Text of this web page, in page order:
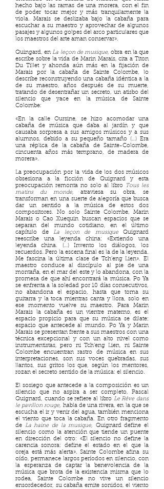
hecho bajo las ramas de una morera, con el fin
de poder tocar mejor y más tranquilamente la
viola. Marais se deslizaba bajo la cabaña para
escuchar a su maestro y aprovechar de algunos
pasajes y algunos golpes del arco particulares que
los maestros del arte aman conservar».
Quingard, enLa leçon de musique, obra en la que
escribe sobre la vida de Marin Marais, cita a Titon
Du Tillet y ahonda aún más en la fijación de
Marais por la cabaña de Sainte Colombe, lo
describe reconstruyendo una cabaña idéntica a la
de su maestro, años después de su muerte,
tratando de desentrañar un secreto, un atisbo del
silencio que yace en la música de Sainte
Colombe:
«En la calle Oursine, se hizo acomodar una
cabaña de música que daba al jardín y que
causaba sorpresa a sus amigos músicos y a sus
alumnos, debido a su pequeño tamaño (…) Era
una réplica de la cabaña de Sainte-Colombe,
cincuenta años más temprano, de madera de
morera».
La preocupación por la vida de los dos músicos
obsesiona a la ficción de Quignard y esta
preocupación remonta no solo al libro
Tous les
matins du monde, atraviesa su obra, se
transforman en una suerte de alegoría que busca
dar un sentido a la música de estos dos
compositores. No solo Sainte Colombe, Marin
Marais o Cao Xuequin buscan espacios que se
separan del mundo cotidiano, en el último
capítulo de La leçon de musique Quignard
reescribe una leyenda china: «Extiendo una
leyenda china. (…) Invento los diálogos, los
recuerdos. Pero la escena final es la de la leyenda.
Me fascina la última clase de Tch’eng Lien». El
maestro conduce al discípulo al pie de una
montaña, en el mar del este y lo abandona, con la
promesa de que ahí encontrará la música. Po Ya
se enfrenta a la soledad por 10 días consecutivos,
no abandona el espacio, hasta que toma su
guitarra y la toca mientras canta y llora, solo en
ese momento vuelve su maestro. Para Marin
Marais la cabaña es un vientre materno, es el
espacio propicio para que su música se dilate;
espacio que antecede al mundo. Po Ya y Marin
Marais se presentan frente a sus maestros con una
técnica excepcional y con un alto nivel como
instrumentistas, pero ni Tch’eng Lien, ni Sainte
Colombe encuentran rastro de música en sus
interpretaciones, son sus voces quebradas, sus
llantos, sus gritos los que, según los mentores,
rozan el secreto sentido de la música: el silencio.
El sosiego que antecede a la composición es un
silencio que no aspira a ser completo, Pascal
Quignard, cuando se refiere al libro Le Rêve dans
le pavillon rouge, habla de una rivera, en la que se
escucha el ir y venir del agua, también menciona
el viento que toca la cabaña. En otro fragmento
de La haine de la musique, Quignard define el
silencio como la atención que tiende un puente
en dirección del otro: «El silencio no define la
carencia sonora: define el estado en el que la
oreja está más alerta». Sainte Colombe afina su
oído, permanece largos períodos en silencio, con
la esperanza de captar la benevolencia de la
música que brota de la existencia misma que lo
rodea, Sainte Colombe no vive un silencio
ensordecedor, su cabaña emite sonidos, el viento